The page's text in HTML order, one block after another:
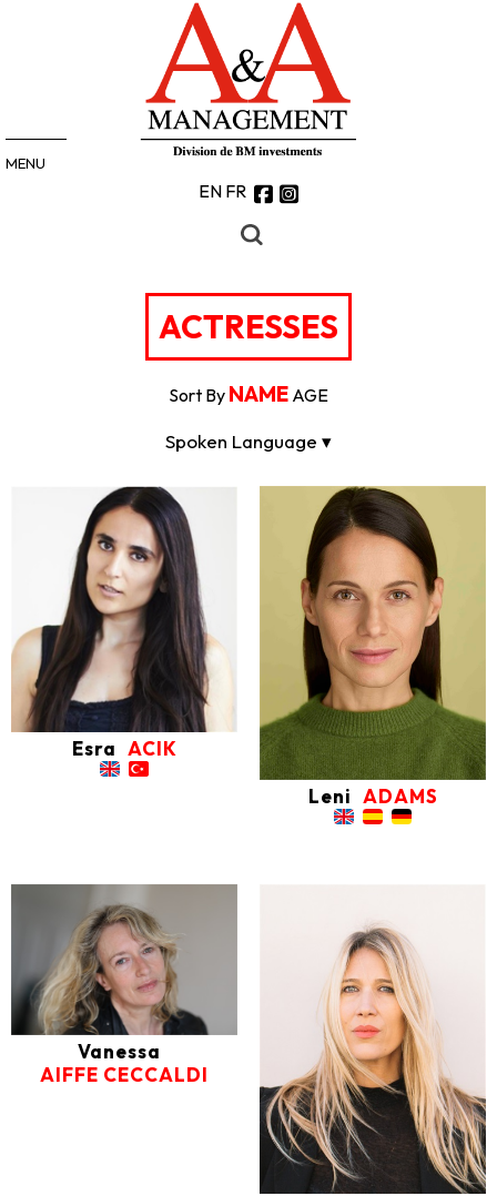
EN FR
ACTRESSES
MENU
Sort By NAME AGE
Spoken Language ▾
Esra ACIK
Leni ADAMS
Vanessa
AIFFE CECCALDI